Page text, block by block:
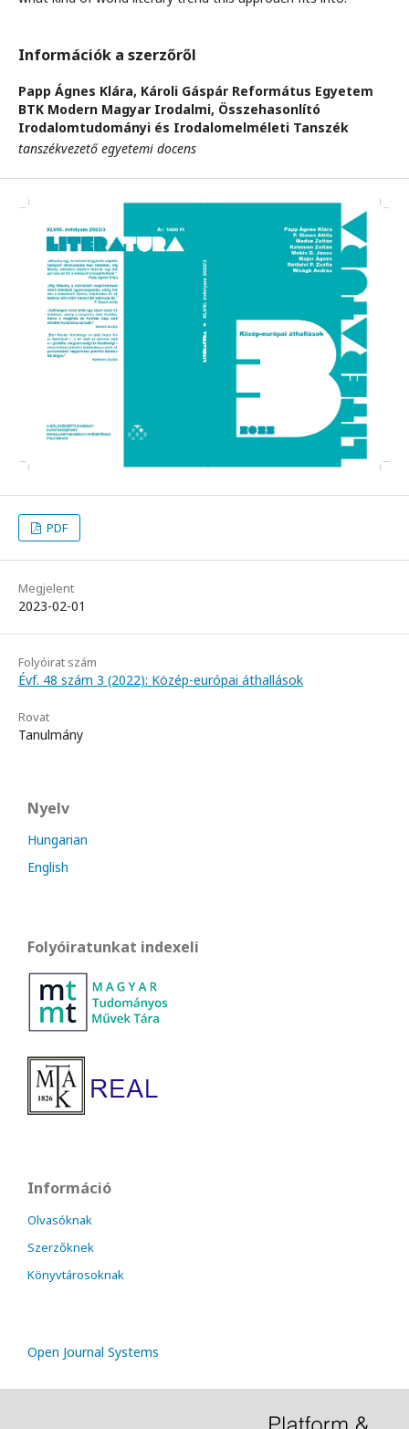
Információk a szerzőről
Papp Ágnes Klára, Károli Gáspár Református Egyetem
BTK Modern Magyar Irodalmi, Összehasonlító
Irodalomtudományi és Irodalomelméleti Tanszék
tanszékvezető egyetemi docens
PDF
Megjelent
2023-02-01
Folyóirat szám
Évf. 48 szám 3 (2022): Közép-európai áthallások
Rovat
Tanulmány
Nyelv
Hungarian
English
Folyóiratunkat indexeli
Információ
Olvasóknak
Szerzőknek
Könyvtárosoknak
Open Journal Systems